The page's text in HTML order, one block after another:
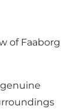
of Faaborg